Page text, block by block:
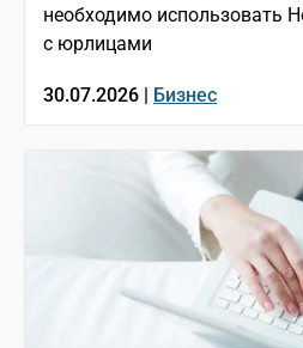
необходимо использовать
с юрлицами
30.07.2026 | Бизнес